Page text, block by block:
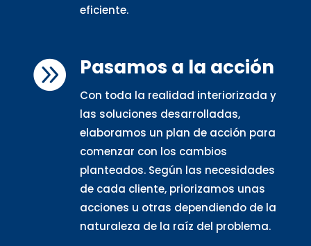
eficiente.
 Pasamos a la acción
Con toda la realidad interiorizada y
las soluciones desarrolladas,
elaboramos un plan de acción para
comenzar con los cambios
planteados. Según las necesidades
de cada cliente, priorizamos unas
acciones u otras dependiendo de la
naturaleza de la raíz del problema.